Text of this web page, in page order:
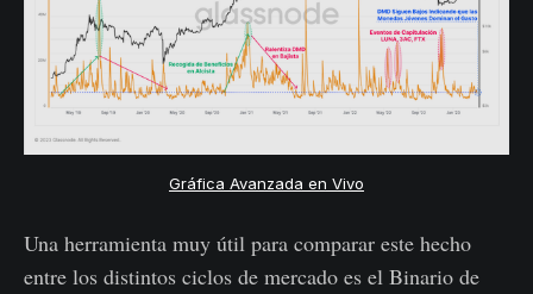
Gráfica Avanzada en Vivo
Una herramienta muy útil para comparar este hecho
entre los distintos ciclos de mercado es el Binario de